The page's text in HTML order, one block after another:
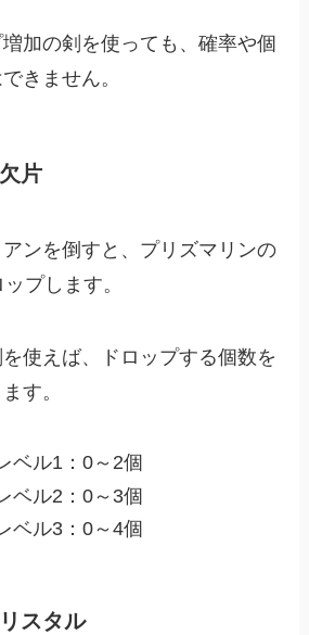
加の剣を使っても、確率や個
きません。
片
ンを倒すと、プリズマリンの
プします。
を使えば、ドロップする個数を
す。
ベル1：0～2個
ベル2：0～3個
ベル3：0～4個
スタル